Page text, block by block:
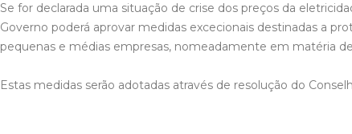
Se for declarada uma situação de crise dos preços da
Governo poderá aprovar medidas excecionais destinadas a
pequenas e médias empresas, nomeadamente em matéria
Estas medidas serão adotadas através de resolução do